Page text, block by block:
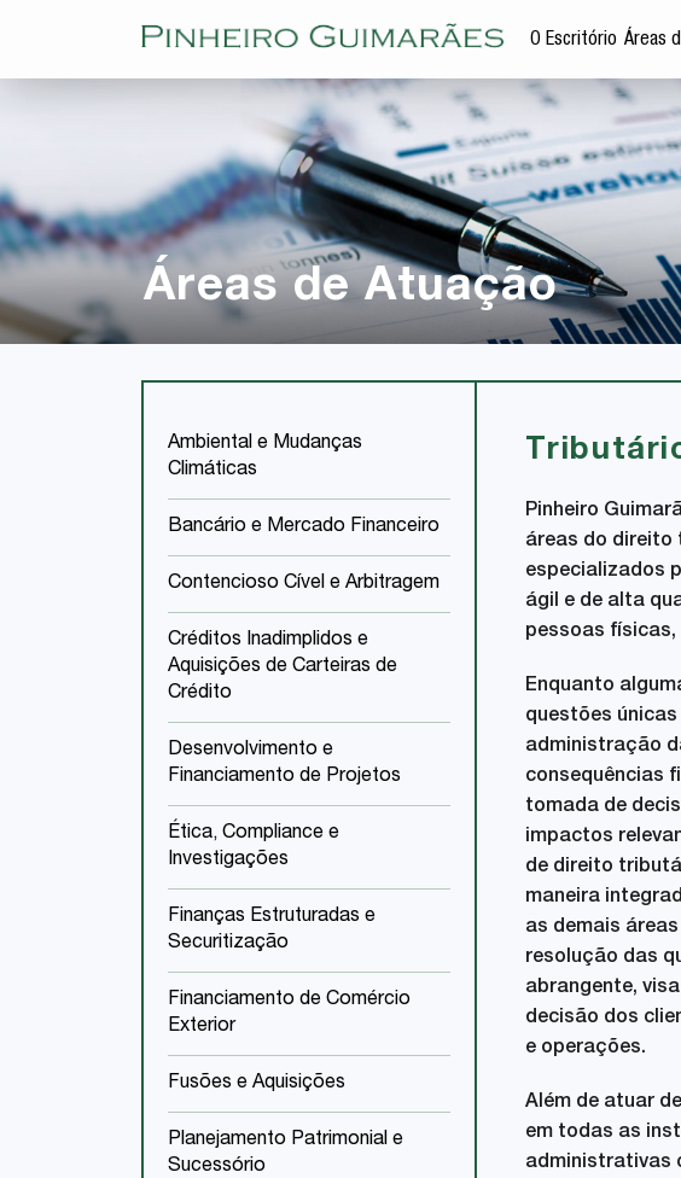
O Escritório Áreas
Áreas de Atuação
Ambiental e Mudanças
Climáticas
Bancário e Mercado Financeiro
Contencioso Cível e Arbitragem
Créditos Inadimplidos e
Aquisições de Carteiras de
Crédito
Desenvolvimento e
Financiamento de Projetos
Ética, Compliance e
Investigações
Finanças Estruturadas e
Securitização
Financiamento de Comércio
Exterior
Fusões e Aquisições
Planejamento Patrimonial e
Sucessório
Pinheiro
áreas do direito
especializados
ágil e de alta
pessoas
Enquanto
questões
administração
consequências
tomada de
impactos
de direito
maneira integrad
as demais
resolução das
abrangente,
decisão dos
e operações.
Além de atuar
em todas as
administrativas